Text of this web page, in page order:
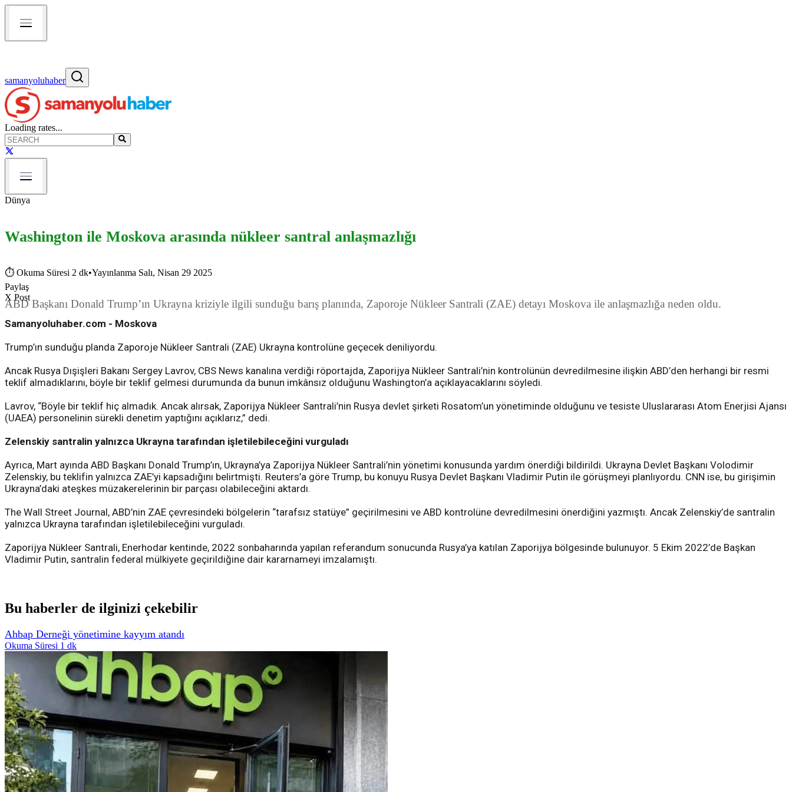
samanyoluhaber
Loading rates...
Dünya
Washington ile Moskova arasında nükleer santral anlaşmazlığı
⏱ Okuma Süresi 2 dk•Yayınlanma Salı, Nisan 29 2025
Paylaş
X Post
ABD Başkanı Donald Trump’ın Ukrayna kriziyle ilgili sunduğu barış planında, Zaporoje Nükleer Santrali (ZAE) detayı Moskova ile anlaşmazlığa neden oldu.
Samanyoluhaber.com - Moskova
Trump’ın sunduğu planda Zaporoje Nükleer Santrali (ZAE) Ukrayna kontrolüne geçecek deniliyordu.
Ancak Rusya Dışişleri Bakanı Sergey Lavrov, CBS News kanalına verdiği röportajda, Zaporijya Nükleer Santrali’nin kontrolünün devredilmesine ilişkin ABD’den herhangi bir resmi
teklif almadıklarını, böyle bir teklif gelmesi durumunda da bunun imkânsız olduğunu Washington’a açıklayacaklarını söyledi.
Lavrov, “Böyle bir teklif hiç almadık. Ancak alırsak, Zaporijya Nükleer Santrali’nin Rusya devlet şirketi Rosatom’un yönetiminde olduğunu ve tesiste Uluslararası Atom Enerjisi Ajansı
(UAEA) personelinin sürekli denetim yaptığını açıklarız,” dedi.
Zelenskiy santralin yalnızca Ukrayna tarafından işletilebileceğini vurguladı
Ayrıca, Mart ayında ABD Başkanı Donald Trump’ın, Ukrayna’ya Zaporijya Nükleer Santrali’nin yönetimi konusunda yardım önerdiği bildirildi. Ukrayna Devlet Başkanı Volodimir
Zelenskiy, bu teklifin yalnızca ZAE’yi kapsadığını belirtmişti. Reuters’a göre Trump, bu konuyu Rusya Devlet Başkanı Vladimir Putin ile görüşmeyi planlıyordu. CNN ise, bu girişimin
Ukrayna’daki ateşkes müzakerelerinin bir parçası olabileceğini aktardı.
The Wall Street Journal, ABD’nin ZAE çevresindeki bölgelerin “tarafsız statüye” geçirilmesini ve ABD kontrolüne devredilmesini önerdiğini yazmıştı. Ancak Zelenskiy’de santralin
yalnızca Ukrayna tarafından işletilebileceğini vurguladı.
Zaporijya Nükleer Santrali, Enerhodar kentinde, 2022 sonbaharında yapılan referandum sonucunda Rusya’ya katılan Zaporijya bölgesinde bulunuyor. 5 Ekim 2022’de Başkan
Vladimir Putin, santralin federal mülkiyete geçirildiğine dair kararnameyi imzalamıştı.
Bu haberler de ilginizi çekebilir
Ahbap Derneği yönetimine kayyım atandı
Okuma Süresi 1 dk